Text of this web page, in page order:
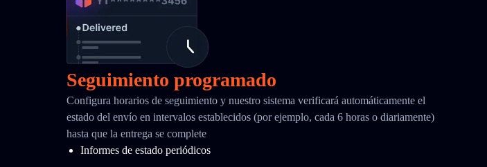
Seguimiento programado
Configura horarios de seguimiento y nuestro sistema verificará automáticamente el
estado del envío en intervalos establecidos (por ejemplo, cada 6 horas o diariamente)
hasta que la entrega se complete
Informes de estado periódicos